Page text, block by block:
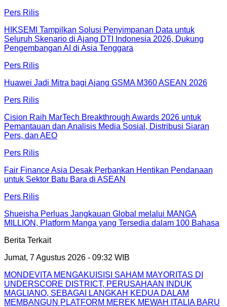
Pers Rilis
HIKSEMI Tampilkan Solusi Penyimpanan Data untuk
Seluruh Skenario di Ajang DTI Indonesia 2026, Dukung
Pengembangan AI di Asia Tenggara
Pers Rilis
Huawei Jadi Mitra bagi Ajang GSMA M360 ASEAN 2026
Pers Rilis
Cision Raih MarTech Breakthrough Awards 2026 untuk
Pemantauan dan Analisis Media Sosial, Distribusi Siaran
Pers, dan AEO
Pers Rilis
Fair Finance Asia Desak Perbankan Hentikan Pendanaan
untuk Sektor Batu Bara di ASEAN
Pers Rilis
Shueisha Perluas Jangkauan Global melalui MANGA
MILLION, Platform Manga yang Tersedia dalam 100 Bahasa
Berita Terkait
Jumat, 7 Agustus 2026 - 09:32 WIB
MONDEVITA MENGAKUISISI SAHAM MAYORITAS DI
UNDERSCORE DISTRICT, PERUSAHAAN INDUK
MAGLIANO, SEBAGAI LANGKAH KEDUA DALAM
MEMBANGUN PLATFORM MEREK MEWAH ITALIA BARU